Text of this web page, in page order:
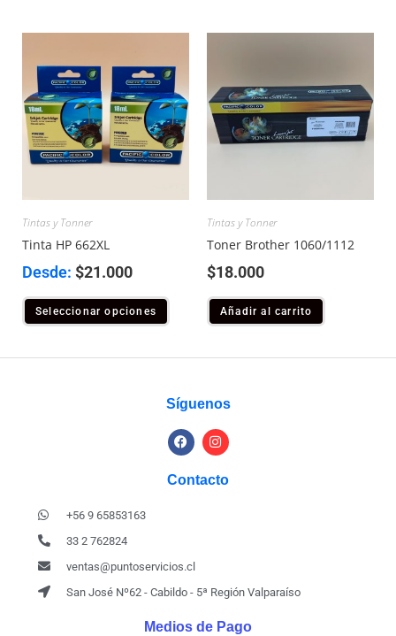
Tintas y Tonner
Tinta HP 662XL
Desde: $21.000
Seleccionar opciones
Tintas y Tonner
Toner Brother 1060/1112
$18.000
Añadir al carrito
Síguenos
Contacto
+56 9 65853163
33 2 762824
ventas@puntoservicios.cl
San José Nº62 - Cabildo - 5ª Región Valparaíso
Medios de Pago